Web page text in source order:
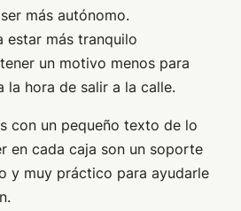
más autónomo.
estar más tranquilo
un motivo menos para
la hora de salir a la calle.
con un pequeño texto de lo
en cada caja son un soporte
y muy práctico para ayudarle